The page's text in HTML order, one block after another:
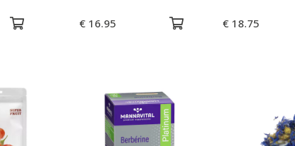
€ 16.95 € 18.75